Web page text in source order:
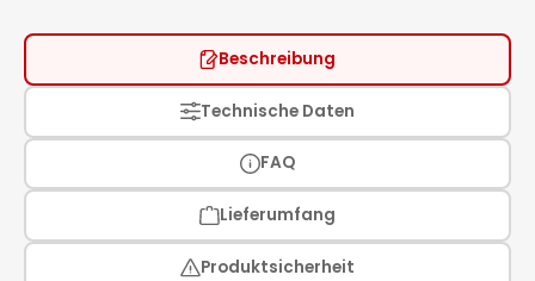
Beschreibung
Technische Daten
FAQ
Lieferumfang
Produktsicherheit